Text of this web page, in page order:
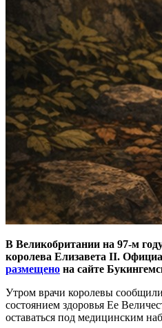
В Великобритании на 97-м
королева Елизавета II.
размещено на сайте
Утром врачи королевы
состоянием здоровья Ее
оставаться под медицинским